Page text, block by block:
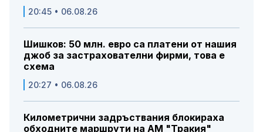
20:45 • 06.08.26
Шишков: 50 млн. евро са платени от нашия
джоб за застрахователни фирми, това е
схема
20:27 • 06.08.26
Километрични задръствания блокираха
обходните маршрути на АМ "Тракия"